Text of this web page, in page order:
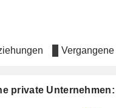
private Unternehmen: